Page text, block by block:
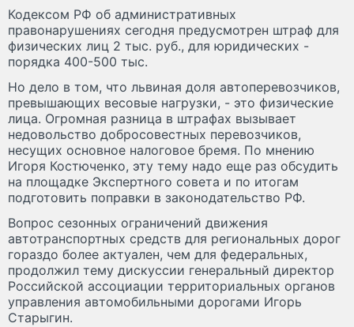
Кодексом РФ об административных
правонарушениях сегодня предусмотрен штраф для
физических лиц 2 тыс. руб., для юридических -
порядка 400-500 тыс.
Но дело в том, что львиная доля автоперевозчиков,
превышающих весовые нагрузки, - это физические
лица. Огромная разница в штрафах вызывает
недовольство добросовестных перевозчиков,
несущих основное налоговое бремя. По мнению
Игоря Костюченко, эту тему надо еще раз обсудить
на площадке Экспертного совета и по итогам
подготовить поправки в законодательство РФ.
Вопрос сезонных ограничений движения
автотранспортных средств для региональных дорог
гораздо более актуален, чем для федеральных,
продолжил тему дискуссии генеральный директор
Российской ассоциации территориальных органов
управления автомобильными дорогами Игорь
Старыгин.